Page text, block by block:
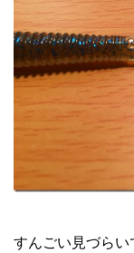
すんごい見づら